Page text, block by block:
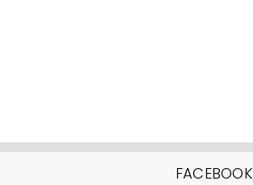
FACEBOOK